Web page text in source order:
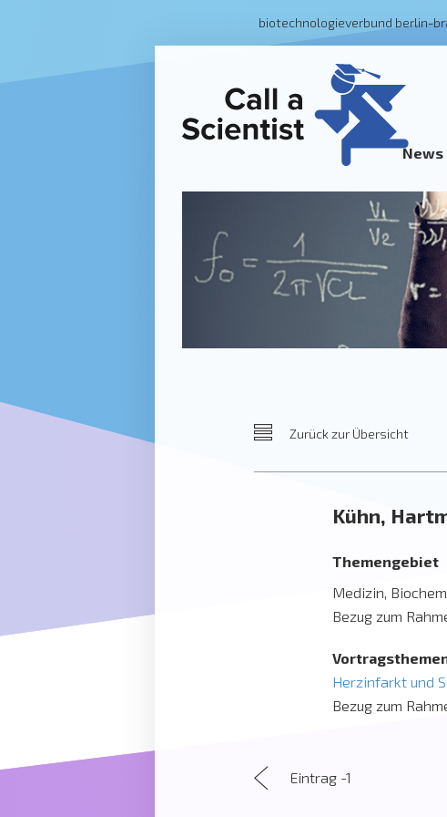
biotechnologieverbund berlin-
News
Zurück zur Übersicht
Kühn,
Themengebiet
Medizin,
Bezug zum
Herzinfarkt und
Bezug zum
Eintrag -1